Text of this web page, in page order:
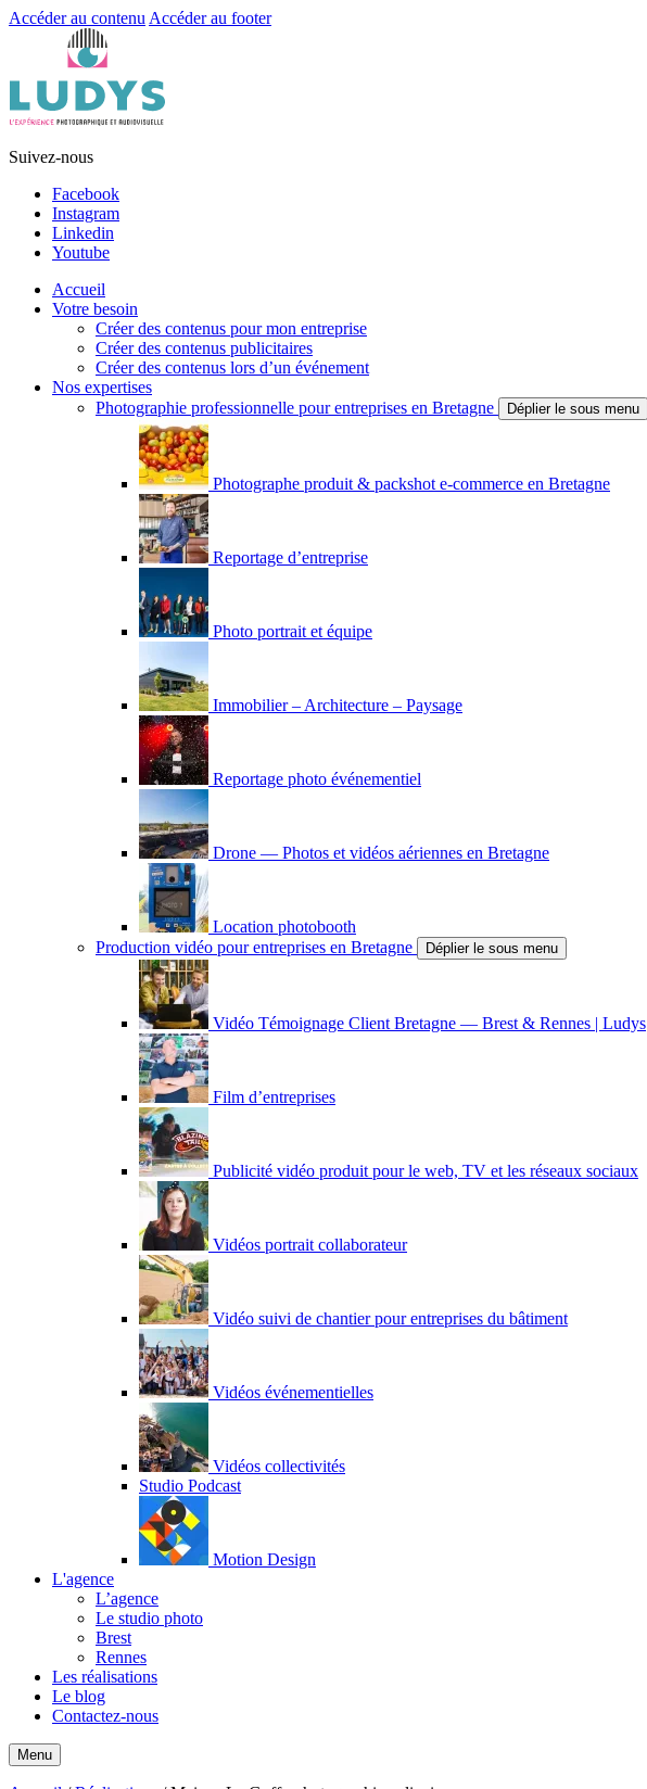
Accéder au contenu Accéder au footer
Suivez-nous
Facebook
Instagram
Linkedin
Youtube
Accueil
Votre besoin
Créer des contenus pour mon entreprise
Créer des contenus publicitaires
Créer des contenus lors d’un événement
Nos expertises
Photographie professionnelle pour entreprises en Bretagne
Déplier le sous menu
Photographe produit & packshot e-commerce en Bretagne
Reportage d’entreprise
Photo portrait et équipe
Immobilier – Architecture – Paysage
Reportage photo événementiel
Drone — Photos et vidéos aériennes en Bretagne
Location photobooth
Production vidéo pour entreprises en Bretagne
Déplier le sous menu
Vidéo Témoignage Client Bretagne — Brest & Rennes | Ludys
Film d’entreprises
Publicité vidéo produit pour le web, TV et les réseaux sociaux
Vidéos portrait collaborateur
Vidéo suivi de chantier pour entreprises du bâtiment
Vidéos événementielles
Vidéos collectivités
Studio Podcast
Motion Design
L'agence
L’agence
Le studio photo
Brest
Rennes
Les réalisations
Le blog
Contactez-nous
Menu